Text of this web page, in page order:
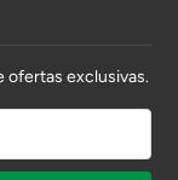
ofertas exclusivas.